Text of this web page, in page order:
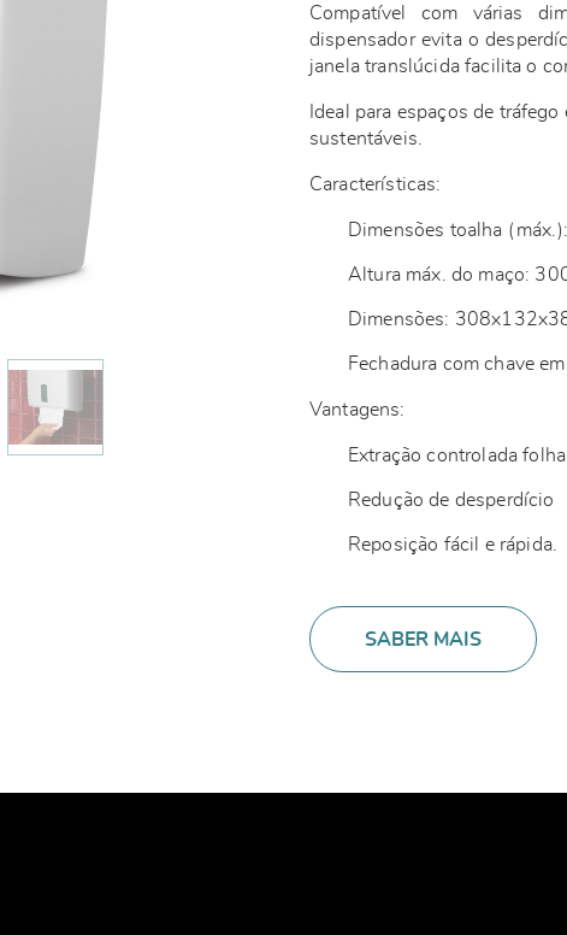
Compatível com várias
dispensador evita o
janela translúcida facilita o
Ideal para espaços de
sustentáveis.
Características:
Dimensões toalha
Altura máx. do maço:
Dimensões:
Fechadura com chave
Vantagens:
Extração controlada
Redução de desperdício
Reposição fácil e rápida.
SABER MAIS